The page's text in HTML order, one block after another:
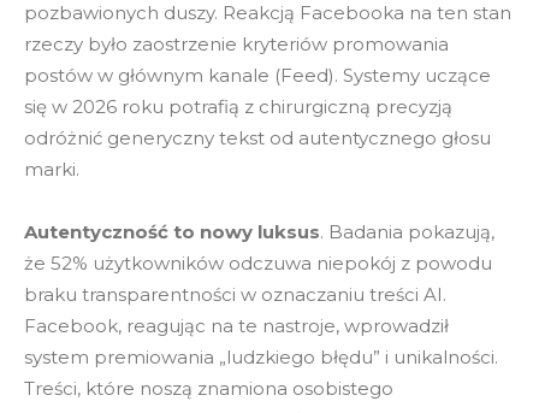
pozbawionych duszy. Reakcją Facebooka na ten stan
rzeczy było zaostrzenie kryteriów promowania
postów w głównym kanale (Feed). Systemy uczące
się w 2026 roku potrafią z chirurgiczną precyzją
odróżnić generyczny tekst od autentycznego głosu
marki.
Autentyczność to nowy luksus. Badania pokazują,
że 52% użytkowników odczuwa niepokój z powodu
braku transparentności w oznaczaniu treści AI.
Facebook, reagując na te nastroje, wprowadził
system premiowania „ludzkiego błędu” i unikalności.
Treści, które noszą znamiona osobistego